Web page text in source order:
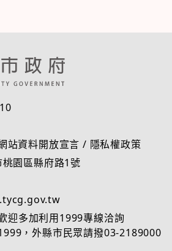
站資料開放宣言 / 隱私權政策
園區縣府路1號
迎多加利用1999專線洽詢
，外縣市民眾請撥03-2189000